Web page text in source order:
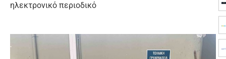
ηλεκτρονικό περιοδικό